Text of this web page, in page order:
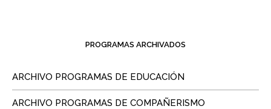
PROGRAMAS ARCHIVADOS
ARCHIVO PROGRAMAS DE EDUCACIÓN
ARCHIVO PROGRAMAS DE COMPAÑERISMO